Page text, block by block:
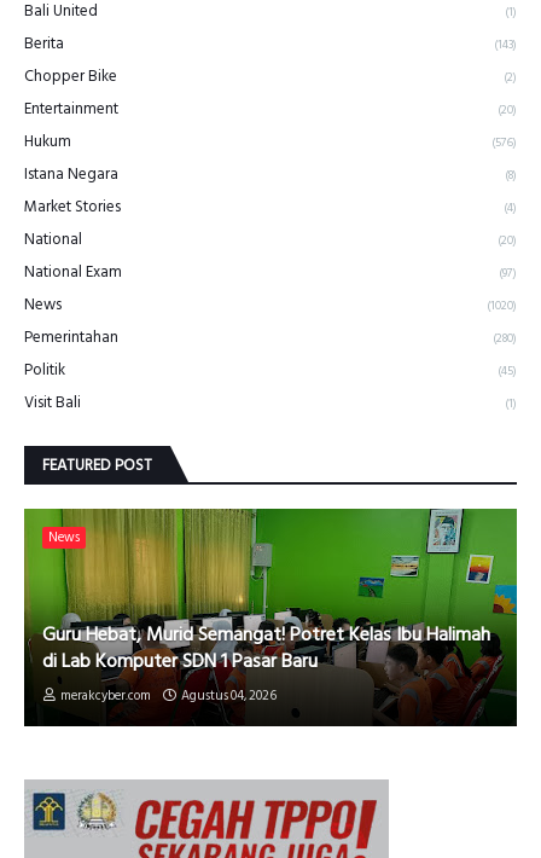
Bali United (1)
Berita (143)
Chopper Bike (2)
Entertainment (20)
Hukum (576)
Istana Negara (8)
Market Stories (4)
National (20)
National Exam (97)
News (1020)
Pemerintahan (280)
Politik (45)
Visit Bali (1)
FEATURED POST
News
Guru Hebat, Murid Semangat! Potret Kelas Ibu Halimah
di Lab Komputer SDN 1 Pasar Baru
merakcyber.com Agustus 04, 2026